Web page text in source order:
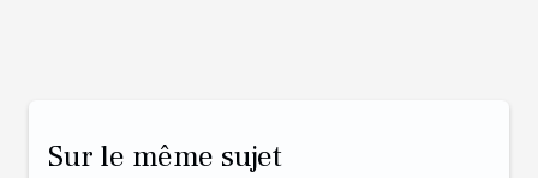
Sur le même sujet